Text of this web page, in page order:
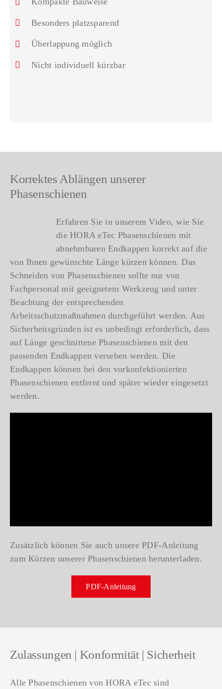
Besonders platzsparend
Überlappung möglich
Nicht individuell kürzbar
Korrektes Ablängen unserer
Phasenschienen
Erfahren Sie in unserem Video, wie Sie
die HORA eTec Phasenschienen mit
abnehmbaren Endkappen korrekt auf die
von Ihnen gewünschte Länge kürzen können. Das
Schneiden von Phasenschienen sollte nur von
Fachpersonal mit geeignetem Werkzeug und unter
Beachtung der entsprechenden
Arbeitsschutzmaßnahmen durchgeführt werden. Aus
Sicherheitsgründen ist es unbedingt erforderlich, dass
auf Länge geschnittene Phasenschienen mit den
passenden Endkappen versehen werden. Die
Endkappen können bei den vorkonfektionierten
Phasenschienen entfernt und später wieder eingesetzt
werden.
Zusätzlich können Sie auch unsere PDF-Anleitung
zum Kürzen unserer Phasenschienen herunterladen.
PDF-Anleitung
Zulassungen | Konformität | Sicherheit
Alle Phasenschienen von HORA eTec sind